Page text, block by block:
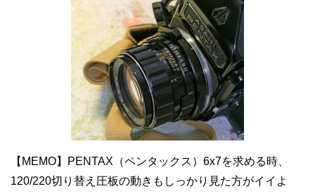
【MEMO】PENTAX（ペンタックス）6x7を求める時、
120/220切り替え圧板の動きもしっかり見た方がイイよ